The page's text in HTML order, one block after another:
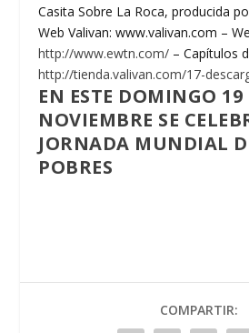
Casita Sobre La Roca, producida
Web Valivan: www.valivan.com –
http://www.ewtn.com/ – Capítulos
http://tienda.valivan.com/17-
EN ESTE DOMINGO 19
NOVIEMBRE SE
JORNADA MUNDIAL
POBRES
COMPARTIR: